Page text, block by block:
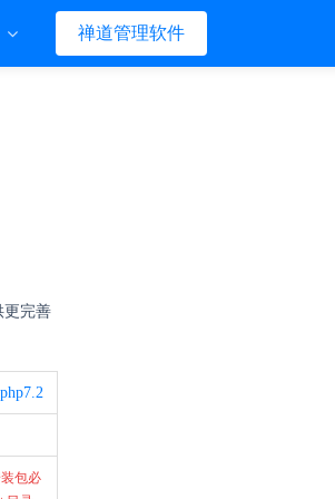
禅道管理软件
更完善
php7.2
包必